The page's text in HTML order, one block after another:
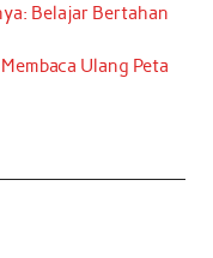
Belajar Bertahan
Ulang Peta